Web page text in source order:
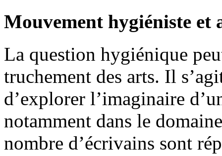
Mouvement hygiéniste et
La question hygiénique
truchement des arts. Il
d’explorer l’imaginaire
notamment dans le
nombre d’écrivains sont